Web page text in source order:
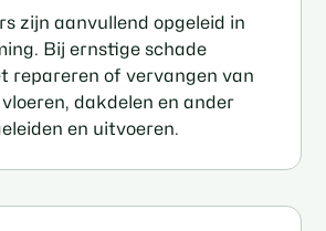
zijn aanvullend opgeleid in
Bij ernstige schade
repareren of vervangen van
dakdelen en ander
en uitvoeren.